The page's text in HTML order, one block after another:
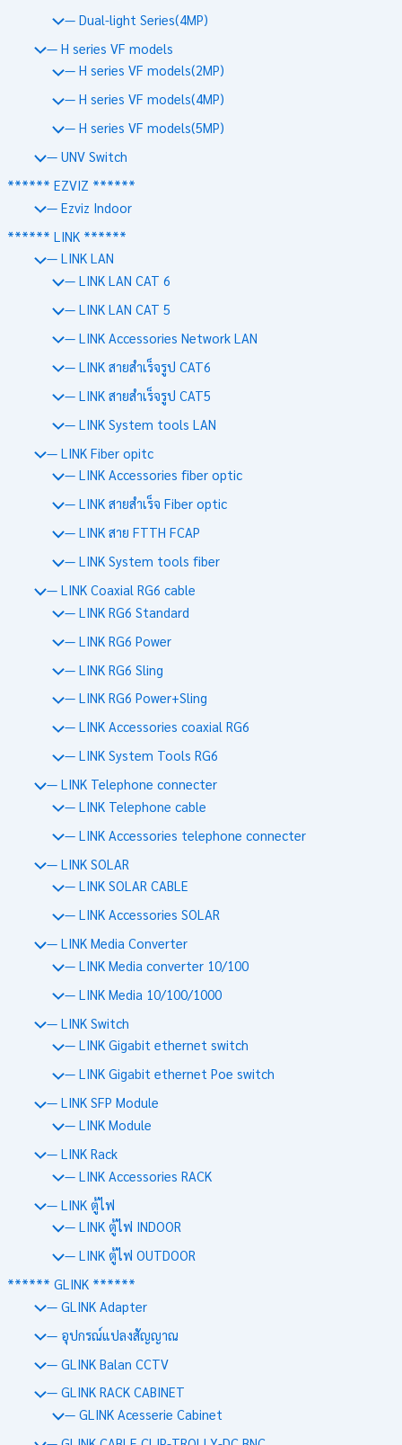
— Dual-light Series(4MP)
— H series VF models
— H series VF models(2MP)
— H series VF models(4MP)
— H series VF models(5MP)
— UNV Switch
****** EZVIZ ******
— Ezviz Indoor
****** LINK ******
— LINK LAN
— LINK LAN CAT 6
— LINK LAN CAT 5
— LINK Accessories Network LAN
— LINK สายสำเร็จรูป CAT6
— LINK สายสำเร็จรูป CAT5
— LINK System tools LAN
— LINK Fiber opitc
— LINK Accessories fiber optic
— LINK สายสำเร็จ Fiber optic
— LINK สาย FTTH FCAP
— LINK System tools fiber
— LINK Coaxial RG6 cable
— LINK RG6 Standard
— LINK RG6 Power
— LINK RG6 Sling
— LINK RG6 Power+Sling
— LINK Accessories coaxial RG6
— LINK System Tools RG6
— LINK Telephone connecter
— LINK Telephone cable
— LINK Accessories telephone connecter
— LINK SOLAR
— LINK SOLAR CABLE
— LINK Accessories SOLAR
— LINK Media Converter
— LINK Media converter 10/100
— LINK Media 10/100/1000
— LINK Switch
— LINK Gigabit ethernet switch
— LINK Gigabit ethernet Poe switch
— LINK SFP Module
— LINK Module
— LINK Rack
— LINK Accessories RACK
— LINK ตู้ไฟ
— LINK ตู้ไฟ INDOOR
— LINK ตู้ไฟ OUTDOOR
****** GLINK ******
— GLINK Adapter
— อุปกรณ์แปลงสัญญาณ
— GLINK Balan CCTV
— GLINK RACK CABINET
— GLINK Acesserie Cabinet